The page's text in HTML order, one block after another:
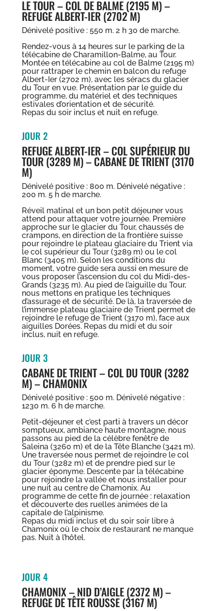
LE TOUR – COL DE BALME (2195 M) –
REFUGE ALBERT-IER (2702 M)
Dénivelé positive : 550 m. 2 h 30 de marche.
Rendez-vous à 14 heures sur le parking de la
télécabine de Charamillon-Balme, au Tour.
Montée en télécabine au col de Balme (2195 m)
pour rattraper le chemin en balcon du refuge
Albert-Ier (2702 m), avec les séracs du glacier
du Tour en vue. Présentation par le guide du
programme, du matériel et des techniques
estivales d’orientation et de sécurité.
Repas du soir inclus et nuit en refuge.
JOUR 2
REFUGE ALBERT-IER – COL SUPÉRIEUR DU
TOUR (3289 M) – CABANE DE TRIENT (3170
M)
Dénivelé positive : 800 m. Dénivelé négative :
200 m. 5 h de marche.
Réveil matinal et un bon petit déjeuner vous
attend pour attaquer votre journée. Première
approche sur le glacier du Tour, chaussés de
crampons, en direction de la frontière suisse
pour rejoindre le plateau glaciaire du Trient via
le col supérieur du Tour (3289 m) ou le col
Blanc (3405 m). Selon les conditions du
moment, votre guide sera aussi en mesure de
vous proposer l’ascension du col du Midi-des-
Grands (3235 m). Au pied de l’aiguille du Tour,
nous mettons en pratique les techniques
d’assurage et de sécurité. De là, la traversée de
l’immense plateau glaciaire de Trient permet de
rejoindre le refuge de Trient (3170 m), face aux
aiguilles Dorées. Repas du midi et du soir
inclus, nuit en refuge.
JOUR 3
CABANE DE TRIENT – COL DU TOUR (3282
M) – CHAMONIX
Dénivelé positive : 500 m. Dénivelé négative :
1230 m. 6 h de marche.
Petit-déjeuner et c’est parti à travers un décor
somptueux, ambiance haute montagne, nous
passons au pied de la célèbre fenêtre de
Saleina (3260 m) et de la Tête Blanche (3421 m).
Une traversée nous permet de rejoindre le col
du Tour (3282 m) et de prendre pied sur le
glacier éponyme. Descente par la télécabine
pour rejoindre la vallée et nous installer pour
une nuit au centre de Chamonix. Au
programme de cette fin de journée : relaxation
et découverte des ruelles animées de la
capitale de l’alpinisme.
Repas du midi inclus et du soir soir libre à
Chamonix où le choix de restaurant ne manque
pas. Nuit à l’hôtel.
JOUR 4
CHAMONIX – NID D’AIGLE (2372 M) –
REFUGE DE TÊTE ROUSSE (3167 M)